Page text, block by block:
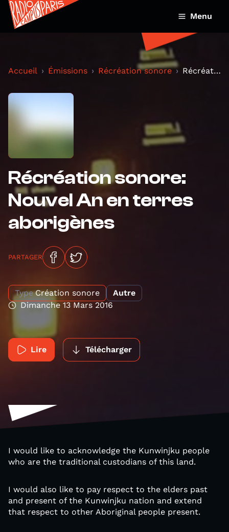
Menu
Accueil Émissions Récréation sonore Récréation sonore: Nouvel An en terres aborigènes
Récréation sonore:
Nouvel An en terres
aborigènes
PARTAGER
Type Création sonore
Autre
Dimanche 13 Mars 2016
Lire Télécharger
I would like to acknowledge the Kunwinjku people
who are the traditional custodians of this land.
I would also like to pay respect to the elders past
and present of the Kunwinjku nation and extend
that respect to other Aboriginal people present.